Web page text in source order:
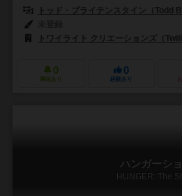
トッド・ブライテンスタイン（Todd
トワイライト クリエーションズ（
0
興味あり
0
経験あり
ハンガーシ
HUNGER: The